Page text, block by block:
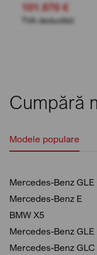
101.870 €
TVA deductibil
Cumpără
Modele populare
Mercedes-Benz GLE
Mercedes-Benz E
BMW X5
Mercedes-Benz
Mercedes-Benz